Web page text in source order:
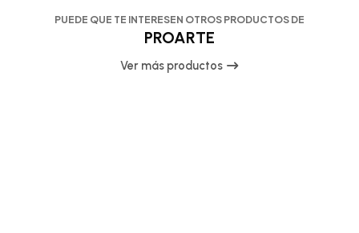
PUEDE QUE TE INTERESEN OTROS PRODUCTOS DE
PROARTE
Ver más productos